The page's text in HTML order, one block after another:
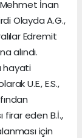
İnan
Olayda A.G.,
Edremit
alındı.
hayati
U.E., E.S.,
firar eden B.İ.,
için